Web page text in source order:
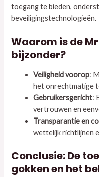
toegang te bieden,
beveiligingstechnologieën.
Waarom is de
bijzonder?
Veiligheid voorop:
het onrechtmatige
Gebruikersgericht:
vertrouwen en
Transparantie en
wettelijk richtlijnen
Conclusie: De
gokken en het